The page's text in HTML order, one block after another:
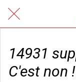
14931
C'est non !